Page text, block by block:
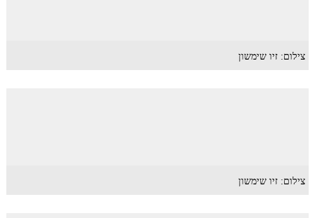
צילום: זיו שימשון
צילום: זיו שימשון